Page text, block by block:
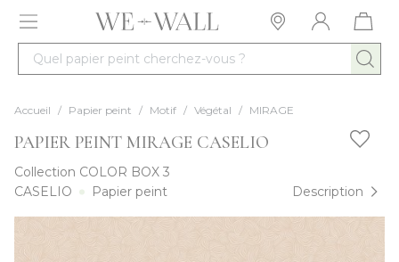
Allez au contenu
Quel papier peint cherchez-vous ?
Accueil / Papier peint / Motif / Végétal / MIRAGE
PAPIER PEINT MIRAGE CASELIO
Collection COLOR BOX 3
CASELIO
Papier peint Description